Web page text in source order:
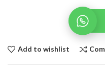
Add to wishlist